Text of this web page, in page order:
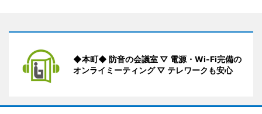
◆本町◆ 防音の会議室 ▽ 電源・Wi-Fi完備の
オンライミーティング ▽ テレワークも安心